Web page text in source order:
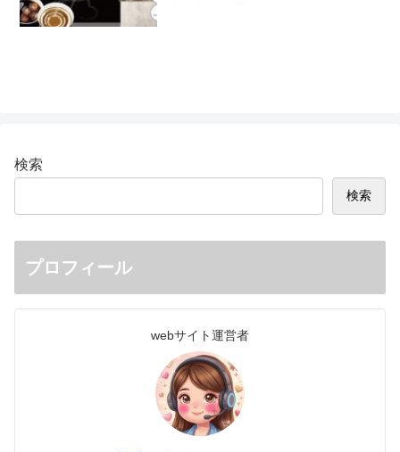
検索
検索
プロフィール
webサイト運営者